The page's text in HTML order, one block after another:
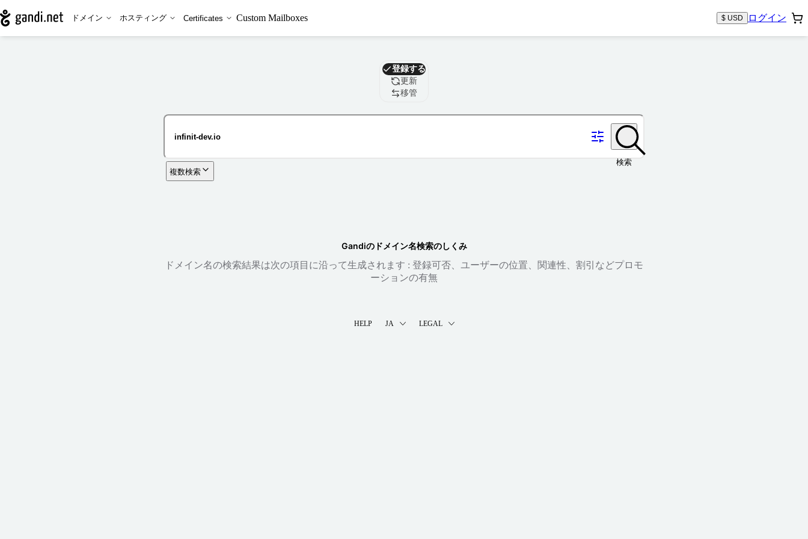
ドメイン ホスティング Certificates Custom Mailboxes $ USD ログイン
ドメイン
登録する
更新
移管
検索
複数検索
Gandiのドメイン名検索のしくみ
ドメイン名の検索結果は次の項目に沿って生成されます : 登録可否、ユーザーの位置、関連性、割引などプロモ
ーションの有無
HELP JA LEGAL